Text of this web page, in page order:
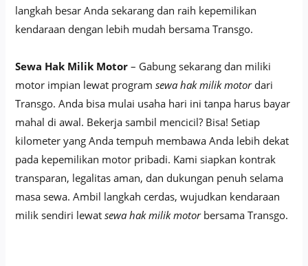
langkah besar Anda sekarang dan raih kepemilikan
kendaraan dengan lebih mudah bersama Transgo.
Sewa Hak Milik Motor – Gabung sekarang dan miliki
motor impian lewat programsewa hak milik motordari
Transgo. Anda bisa mulai usaha hari ini tanpa harus bayar
mahal di awal. Bekerja sambil mencicil? Bisa! Setiap
kilometer yang Anda tempuh membawa Anda lebih dekat
pada kepemilikan motor pribadi. Kami siapkan kontrak
transparan, legalitas aman, dan dukungan penuh selama
masa sewa. Ambil langkah cerdas, wujudkan kendaraan
milik sendiri lewatsewa hak milik motorbersama Transgo.